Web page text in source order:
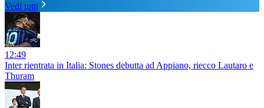
Vedi tutti
12:49
Inter rientrata in Italia: Stones debutta ad Appiano, riecco Lautaro e
Thuram